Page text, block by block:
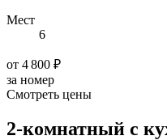
Мест
6
от 4 800 ₽
за номер
Смотреть цены
2-комнатный с